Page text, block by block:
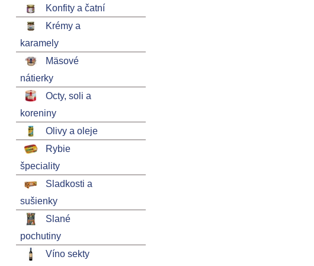
Konfity a čatní
Krémy a
karamely
Mäsové
nátierky
Octy, soli a
koreniny
Olivy a oleje
Rybie
špeciality
Sladkosti a
sušienky
Slané
pochutiny
Víno sekty